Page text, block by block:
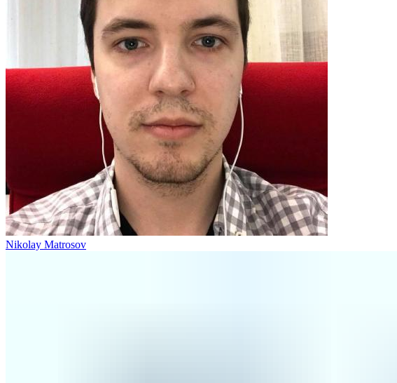
Nikolay Matrosov